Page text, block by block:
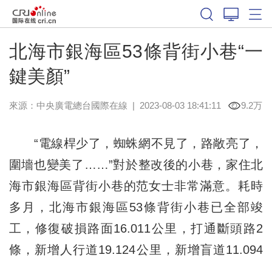
北海市銀海區53條背街小巷“一
鍵美顏”
來源：中央廣電總台國際在線 | 2023-08-03 18:41:11 9.2万
“電線桿少了，蜘蛛網不見了，路敞亮了，
圍墻也變美了……”對於整改後的小巷，家住北
海市銀海區背街小巷的范女士非常滿意。耗時
多月，北海市銀海區53條背街小巷已全部竣
工，修復破損路面16.011公里，打通斷頭路2
條，新增人行道19.124公里，新增盲道11.094